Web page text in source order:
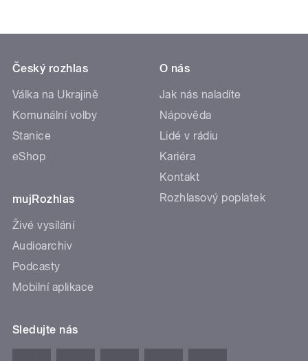
Český rozhlas
Válka na Ukrajině
Komunální volby
Stanice
eShop
mujRozhlas
Živé vysílání
Audioarchiv
Podcasty
Mobilní aplikace
O nás
Jak nás naladíte
Nápověda
Lidé v rádiu
Kariéra
Kontakt
Rozhlasový poplatek
Sledujte nás